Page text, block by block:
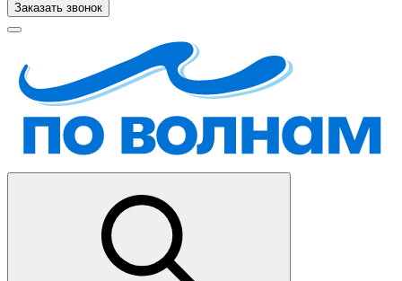
Заказать звонок